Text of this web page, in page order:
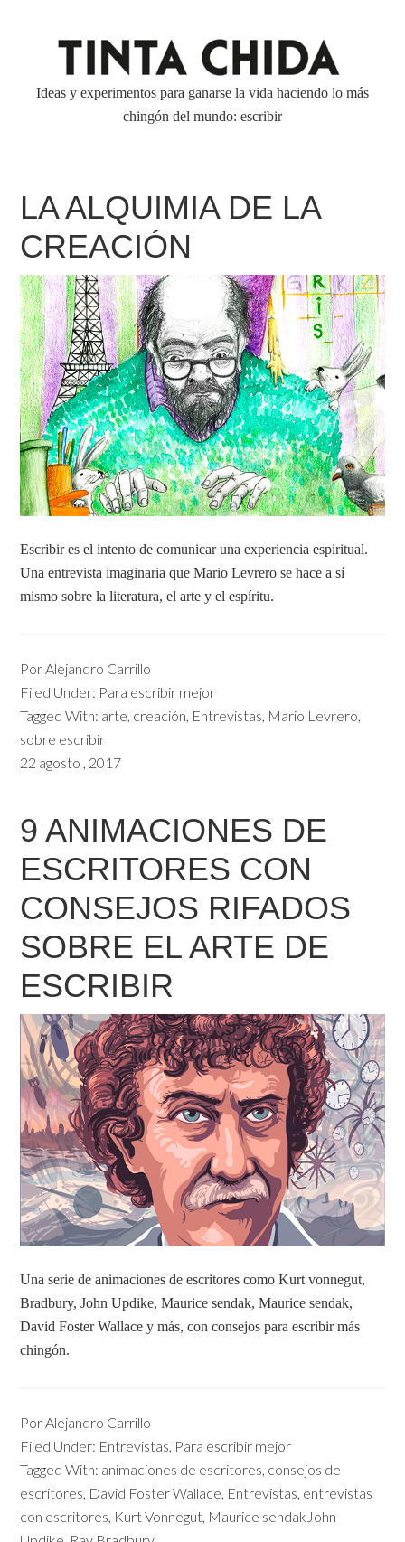
Ideas y experimentos para ganarse la vida haciendo lo más
chingón del mundo: escribir
LA ALQUIMIA DE LA
CREACIÓN
Escribir es el intento de comunicar una experiencia espiritual.
Una entrevista imaginaria que Mario Levrero se hace a sí
mismo sobre la literatura, el arte y el espíritu.
Por Alejandro Carrillo
Filed Under: Para escribir mejor
Tagged With: arte creación Entrevistas Mario Levrero
sobre escribir
22 agosto , 2017
9 ANIMACIONES DE
ESCRITORES CON
CONSEJOS RIFADOS
SOBRE EL ARTE DE
ESCRIBIR
Una serie de animaciones de escritores como Kurt vonnegut,
Bradbury, John Updike, Maurice sendak, Maurice sendak,
David Foster Wallace y más, con consejos para escribir más
chingón.
PorAlejandro Carrillo
Filed Under: Entrevistas, Para escribir mejor
Tagged With: animaciones de escritores, consejos de
escritores, David Foster Wallace, Entrevistas, entrevistas
con escritores, Kurt Vonnegut, Maurice sendakJohn